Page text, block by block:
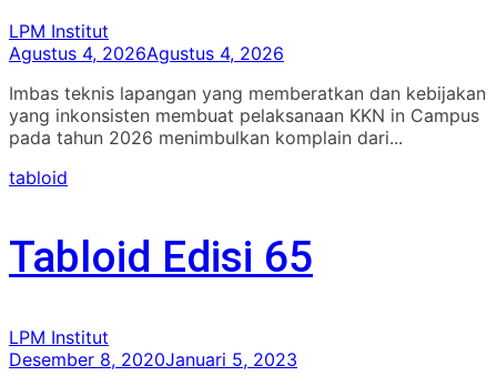
LPM Institut
Agustus 4, 2026Agustus 4, 2026
Imbas teknis lapangan yang memberatkan dan kebijakan
yang inkonsisten membuat pelaksanaan KKN in Campus
pada tahun 2026 menimbulkan komplain dari...
tabloid
Tabloid Edisi 65
LPM Institut
Desember 8, 2020Januari 5, 2023